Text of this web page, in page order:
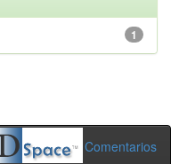
1
Comentarios